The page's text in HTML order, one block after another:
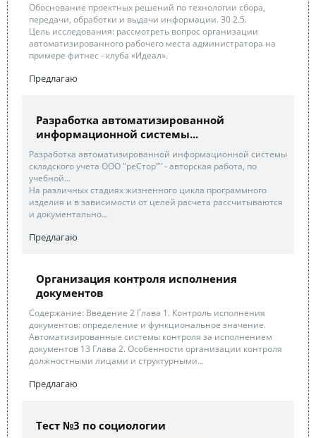
Обоснование проектных решений по технологии сбора,
передачи, обработки и выдачи информации. 30 2.5.
Цель исследования: рассмотреть вопрос организации
автоматизированного рабочего места администратора на
примере фитнес - клуба «Идеал».
Предлагаю
Разработка автоматизированной
информационной системы...
Разработка автоматизированной информационной системы
складского учета ООО "реСтор”" - авторская работа, по
учебной...
На различных стадиях жизненного цикла программного
изделия и в зависимости от целей расчета рассчитываются
и документально...
Предлагаю
Организация контроля исполнения
документов
Содержание: Введение 2 Глава 1. Контроль исполнения
документов: определение и функциональное значение.
Автоматизированные системы контроля за исполнением
документов 13 Глава 2. Особенности организации контроля
должностными лицами и структурными...
Предлагаю
Тест №3 по социологии